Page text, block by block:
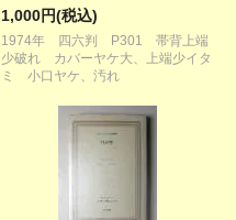
1,000円(税込)
1974年 四六判 P301 帯背上端
少破れ カバーヤケ大、上端少イタ
ミ 小口ヤケ、汚れ